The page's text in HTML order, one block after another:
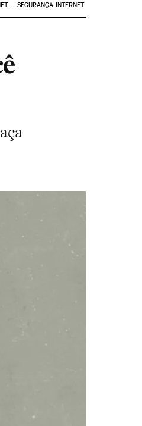
SEGURANÇA INTERNET